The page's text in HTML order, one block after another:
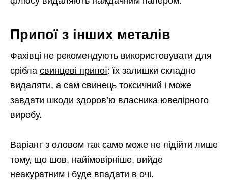
Припої з інших металів
Фахівці не рекомендують використовувати для
срібла свинцеві припої: їх залишки складно
видаляти, а сам свинець токсичний і може
завдати шкоди здоров’ю власника ювелірного
виробу.
Варіант з оловом так само може не підійти лише
тому, що шов, найімовірніше, вийде
неакуратним і буде впадати в очі.